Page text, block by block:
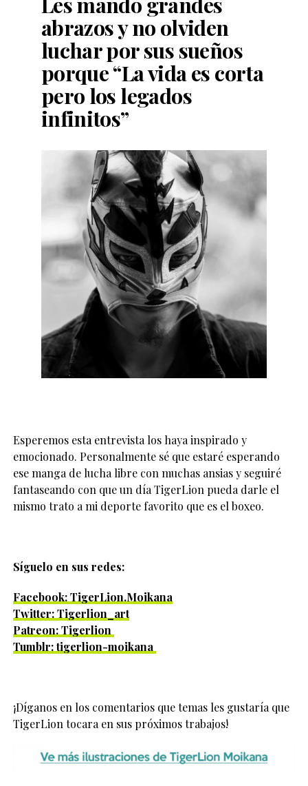
abrazos y no olviden
luchar por sus sueños
porque “La vida es corta
pero los legados
infinitos”
Esperemos esta entrevista los haya inspirado y
emocionado. Personalmente sé que estaré esperando
ese manga de lucha libre con muchas ansias y seguiré
fantaseando con que un día TigerLion pueda darle el
mismo trato a mi deporte favorito que es el boxeo.
Síguelo en sus redes:
Facebook: TigerLion.Moikana
Twitter: Tigerlion_art
Patreon: Tigerlion
Tumblr: tigerlion-moikana
¡Díganos en los comentarios que temas les gustaría que
TigerLion tocara en sus próximos trabajos!